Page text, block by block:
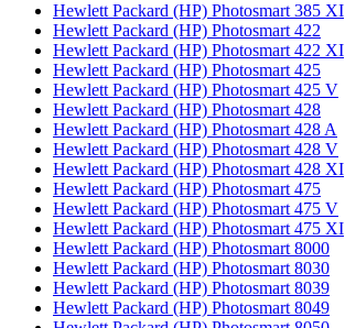
Hewlett Packard (HP) Photosmart 385 XI
Hewlett Packard (HP) Photosmart 422
Hewlett Packard (HP) Photosmart 422 XI
Hewlett Packard (HP) Photosmart 425
Hewlett Packard (HP) Photosmart 425 V
Hewlett Packard (HP) Photosmart 428
Hewlett Packard (HP) Photosmart 428 A
Hewlett Packard (HP) Photosmart 428 V
Hewlett Packard (HP) Photosmart 428 XI
Hewlett Packard (HP) Photosmart 475
Hewlett Packard (HP) Photosmart 475 V
Hewlett Packard (HP) Photosmart 475 XI
Hewlett Packard (HP) Photosmart 8000
Hewlett Packard (HP) Photosmart 8030
Hewlett Packard (HP) Photosmart 8039
Hewlett Packard (HP) Photosmart 8049